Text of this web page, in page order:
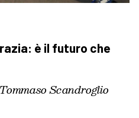
è il futuro che
Tommaso Scandroglio